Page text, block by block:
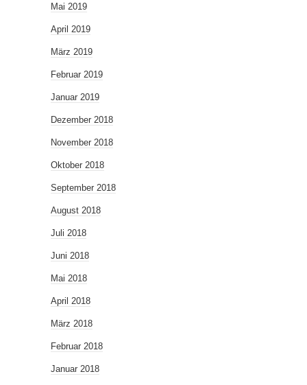
Mai 2019
April 2019
März 2019
Februar 2019
Januar 2019
Dezember 2018
November 2018
Oktober 2018
September 2018
August 2018
Juli 2018
Juni 2018
Mai 2018
April 2018
März 2018
Februar 2018
Januar 2018